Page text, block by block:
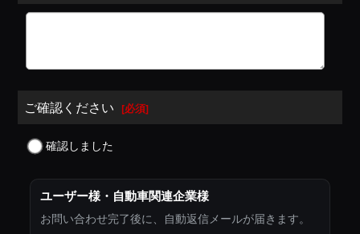
ご確認ください [必須]
確認しました
ユーザー様・自動車関連企業様
お問い合わせ完了後に、自動返信メールが届きます。